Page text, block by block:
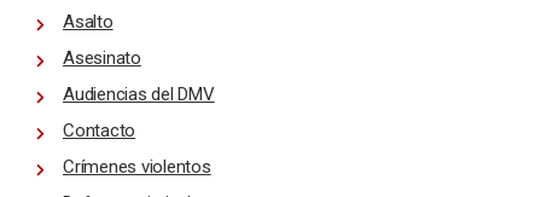
Asalto
Asesinato
Audiencias del DMV
Contacto
Crímenes violentos